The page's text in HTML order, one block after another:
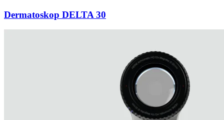
Dermatoskop DELTA 30